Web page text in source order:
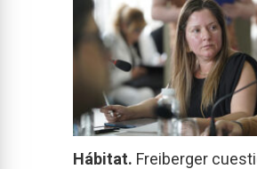
Hábitat. Freiberger